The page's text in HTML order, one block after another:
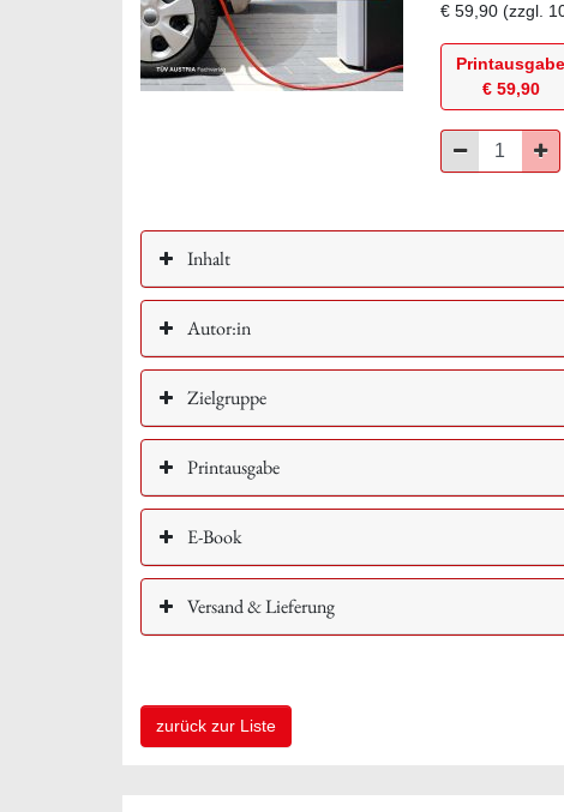
€ 59,90 (zzgl.
Printausgabe
€ 59,90
Minus
Inhalt
Autor:in
Zielgruppe
Printausgabe
E-Book
Versand & Lieferung
zurück zur Liste